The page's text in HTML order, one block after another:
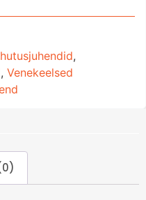
,
, Venekeelsed